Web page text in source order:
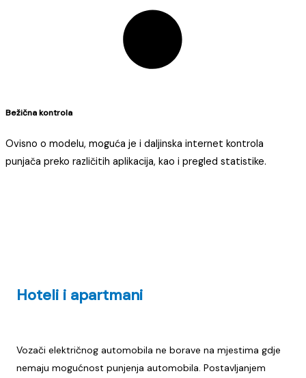
Bežična kontrola
Ovisno o modelu, moguća je i daljinska internet kontrola
punjača preko različitih aplikacija, kao i pregled statistike.
Hoteli i apartmani
Vozači električnog automobila ne borave na mjestima gdje
nemaju mogućnost punjenja automobila. Postavljanjem